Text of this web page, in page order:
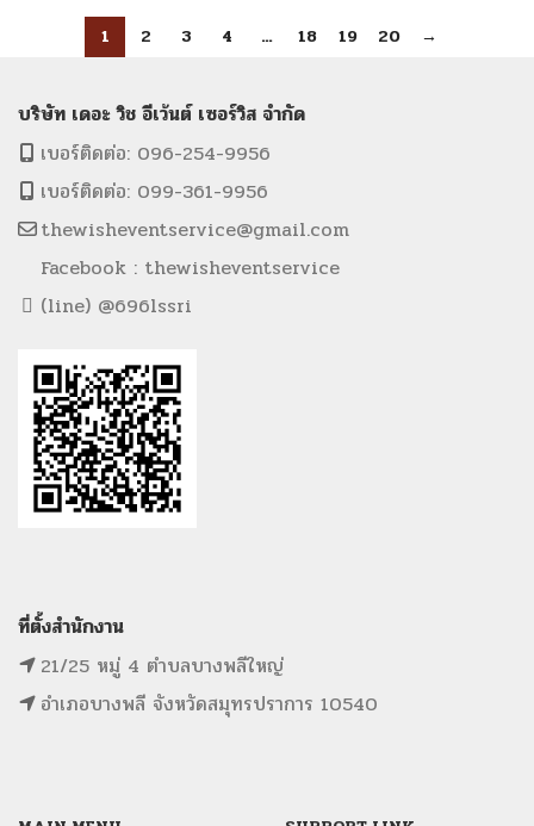
1 2 3 4 … 18 19 20 →
บริษัท เดอะ วิช อีเว้นต์ เซอร์วิส จำกัด
เบอร์ติดต่อ: 096-254-9956
เบอร์ติดต่อ: 099-361-9956
thewisheventservice@gmail.com
Facebook : thewisheventservice
(line) @696lssri
ที่ตั้งสำนักงาน
21/25 หมู่ 4 ตำบลบางพลีใหญ่
อำเภอบางพลี จังหวัดสมุทรปราการ 10540